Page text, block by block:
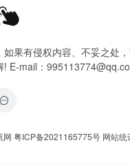
果有侵权内容、不妥之处
! E-mail：
网 粤ICP备2021165775号 网站统